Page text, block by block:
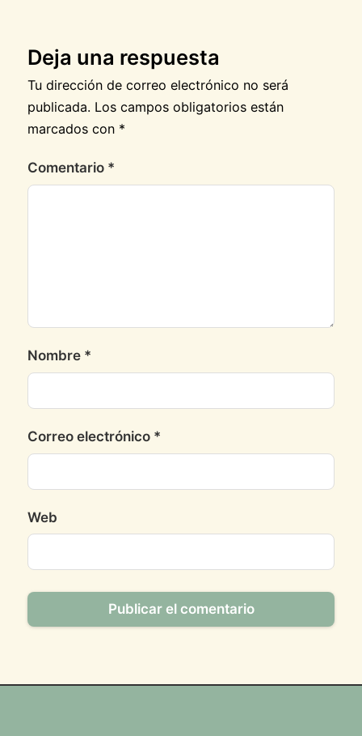
Deja una respuesta
Tu dirección de correo electrónico no será
publicada. Los campos obligatorios están
marcados con *
Comentario *
Nombre *
Correo electrónico *
Web